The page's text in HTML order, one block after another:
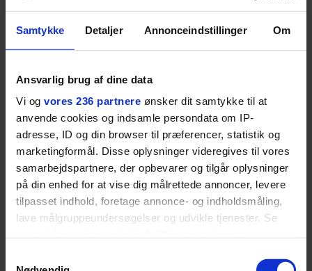
Samtykke Detaljer Annonceindstillinger Om
Ansvarlig brug af dine data
Vi og vores 236 partnere ønsker dit samtykke til at
anvende cookies og indsamle persondata om IP-
adresse, ID og din browser til præferencer, statistik og
marketingformål. Disse oplysninger videregives til vores
samarbejdspartnere, der opbevarer og tilgår oplysninger
på din enhed for at vise dig målrettede annoncer, levere
tilpasset indhold, foretage annonce- og indholdsmåling,
lave målgruppeundersøgelser og udvikle tjenester. Se
tilbage eller ændre indstillinger fra vores
for pigen, så gør jeg det ikke. Jeg tænker over, at jeg
ikke vil have dårlige oplevelser,” siger Morten.
I den anden ende af skalaen, hvor de fede oplevelser
ligger, er der særligt én han husker.